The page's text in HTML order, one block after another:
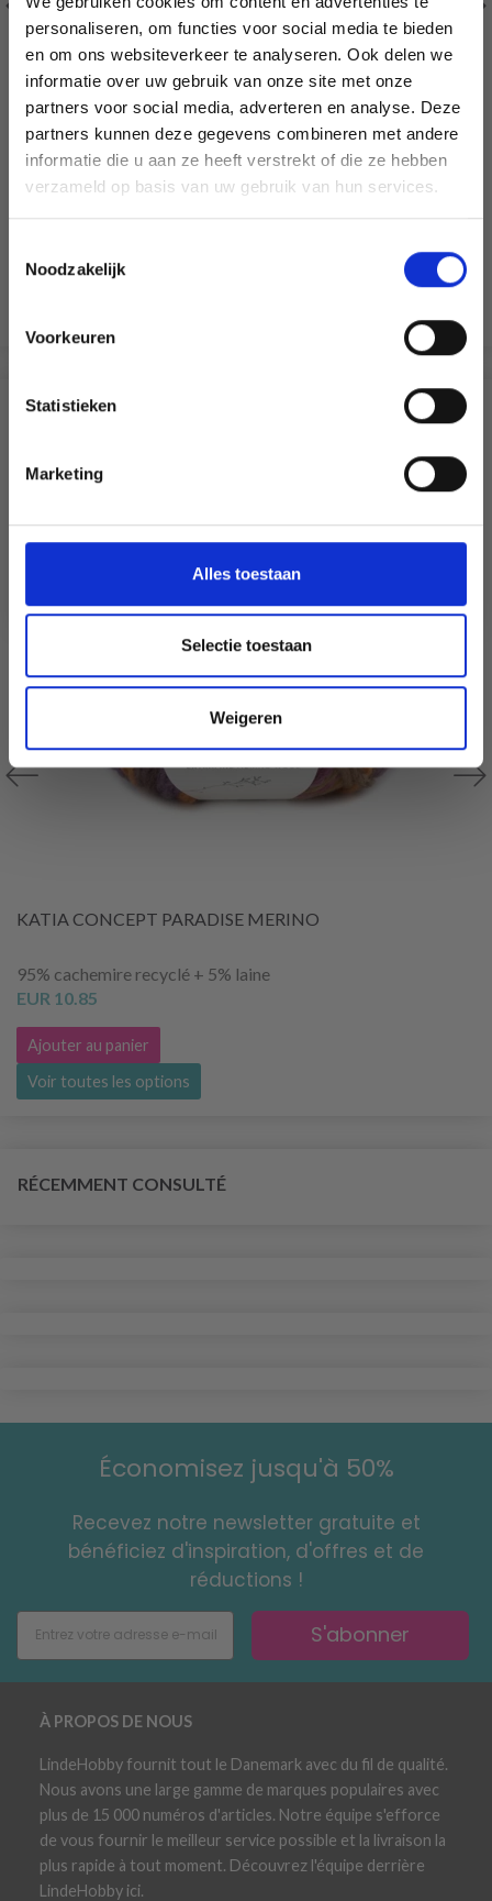
personaliseren, om functies voor social media te bieden
en om ons websiteverkeer te analyseren. Ook delen we
informatie over uw gebruik van onze site met onze
partners voor social media, adverteren en analyse. Deze
partners kunnen deze gegevens combineren met andere
informatie die u aan ze heeft verstrekt of die ze hebben
verzameld op basis van uw gebruik van hun services.
Noodzakelijk
Voorkeuren
Statistieken
Marketing
Alles toestaan
Selectie toestaan
Weigeren
DROPS PRO SPARK SET AIGUILLES
INTERCHANGEABLES
D'AUTRES ONT ÉGALEMENT
KATIA CONCEPT PARADISE MERINO
95% cachemire recyclé + 5% laine
EUR 10.85
Ajouter au panier
Voir toutes les options
RÉCEMMENT CONSULTÉ
Économisez jusqu'à 50%
Recevez notre newsletter gratuite et
bénéficiez d'inspiration, d'offres et de
réductions !
S'abonner
À PROPOS DE NOUS
LindeHobby fournit tout le Danemark avec du fil de qualité.
Nous avons une large gamme de marques populaires avec
plus de 15 000 numéros d'articles. Notre équipe s'efforce
de vous fournir le meilleur service possible et la livraison la
plus rapide à tout moment. Découvrez l'équipe derrière
LindeHobby ici.
Économisez jusqu'à 50 %
Soyez le premier à connaître nos soldes et
Wil je liever nieuws ontvangen over onze
Nederlands?